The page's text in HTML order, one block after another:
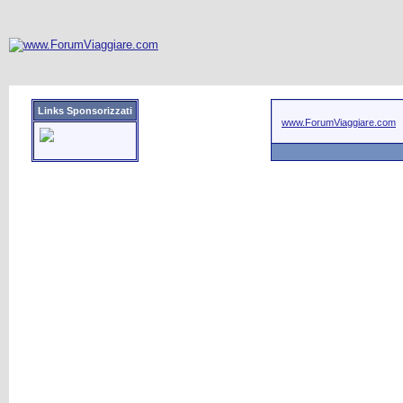
Links Sponsorizzati
www.ForumViaggiare.com